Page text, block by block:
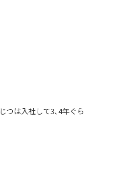
つは入社して3､4年ぐら